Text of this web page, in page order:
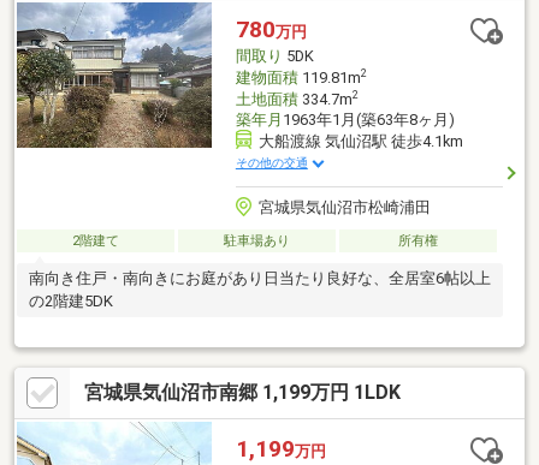
780万円
間取り 5DK
建物面積119.81m2
土地面積334.7m2
築年月 1963年1月(築63年8ヶ月)
大船渡線 気仙沼駅 徒歩4.1km
その他の交通
宮城県気仙沼市松崎浦田
2階建て 駐車場あり 所有権
南向き住戸・南向きにお庭があり日当たり良好な、全居室6帖以上
の2階建5DK
宮城県気仙沼市南郷 1,199万円 1LDK
1,199万円